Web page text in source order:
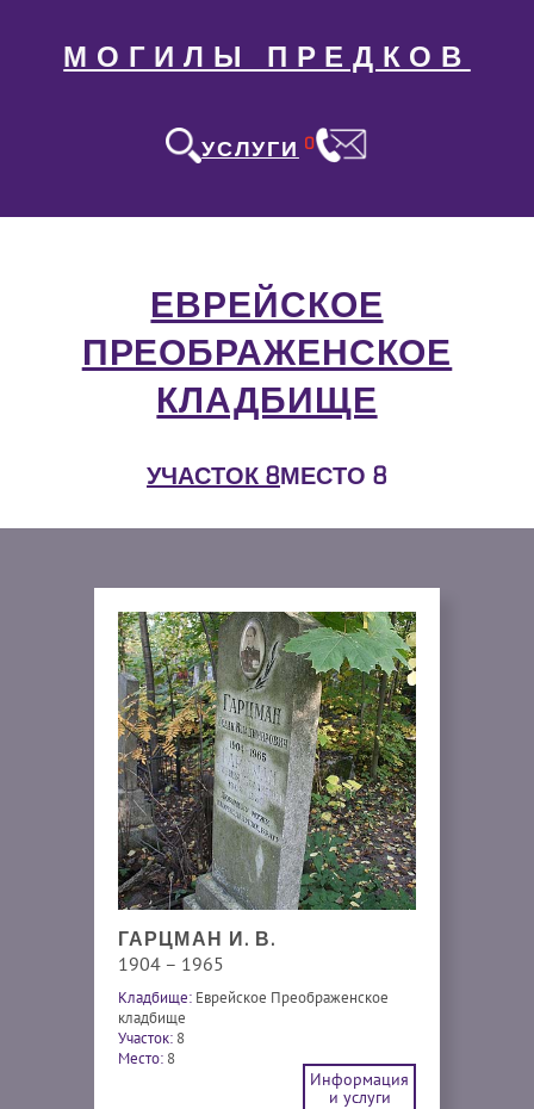
МОГИЛЫ ПРЕДКОВ
УСЛУГИ 0
ЕВРЕЙСКОЕ
ПРЕОБРАЖЕНСКОЕ
КЛАДБИЩЕ
УЧАСТОК 8МЕСТО 8
ГАРЦМАН И. В.
1904 – 1965
Кладбище: Еврейское Преображенское
кладбище
Участок: 8
Место: 8
Информация
и услуги